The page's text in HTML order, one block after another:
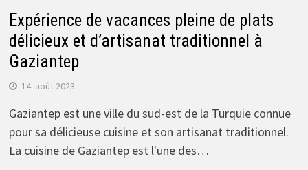
Expérience de vacances pleine de plats
délicieux et d’artisanat traditionnel à
Gaziantep
14. août 2023
Gaziantep est une ville du sud-est de la Turquie connue
pour sa délicieuse cuisine et son artisanat traditionnel.
La cuisine de Gaziantep est l'une des…